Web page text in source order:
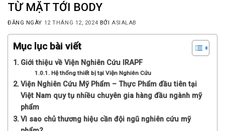
TỪ MẶT TỚI BODY
ĐĂNG NGÀY 12 THÁNG 12, 2024 BỞI ASIALAB
Mục lục bài viết
Giới thiệu về Viện Nghiên Cứu IRAPF
Hệ thống thiết bị tại Viện Nghiên Cứu
Viện Nghiên Cứu Mỹ Phẩm – Thực Phẩm đầu tiên tại
Việt Nam quy tụ nhiều chuyên gia hàng đầu ngành mỹ
phẩm
Vì sao chủ thương hiệu cần đội ngũ nghiên cứu mỹ